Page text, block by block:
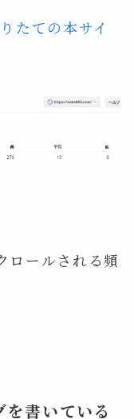
たての本サイ
ロールされる頻
書いている